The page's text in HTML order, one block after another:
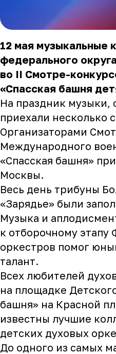
12 мая музыкальные
федерального
во II Смотре-
«Спасская башня
На праздник музыки,
приехали несколько
Организаторами
Международного
«Спасская башня»
Москвы.
Весь день трибуны
«Зарядье» были
Музыка и
к отборочному этапу
оркестров помог
талант.
Всех любителей
на площадке
башня» на Красной
известны лучшие
детских духовых
До одного из самых